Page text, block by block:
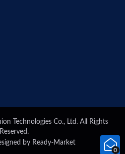
0
Technologies Co., Ltd.All Rights
Reserved.
by Ready-Market